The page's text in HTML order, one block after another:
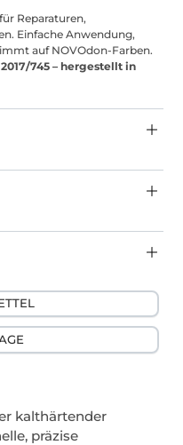
Reparaturen,
Einfache Anwendung,
auf NOVOdon-Farben.
745 – hergestellt in
kalthärtender
präzise